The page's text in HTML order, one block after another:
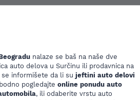
nalaze se baš na naše dve
auto delova u Surčinu ili prodavnica na
informišete da li su jeftini auto delovi
pogledajte online ponudu auto
, ili odaberite vrstu auto